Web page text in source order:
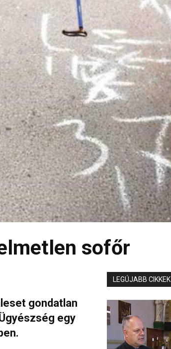
sofőr
gondatlan
egy
LEGÚJABB CIKKEK